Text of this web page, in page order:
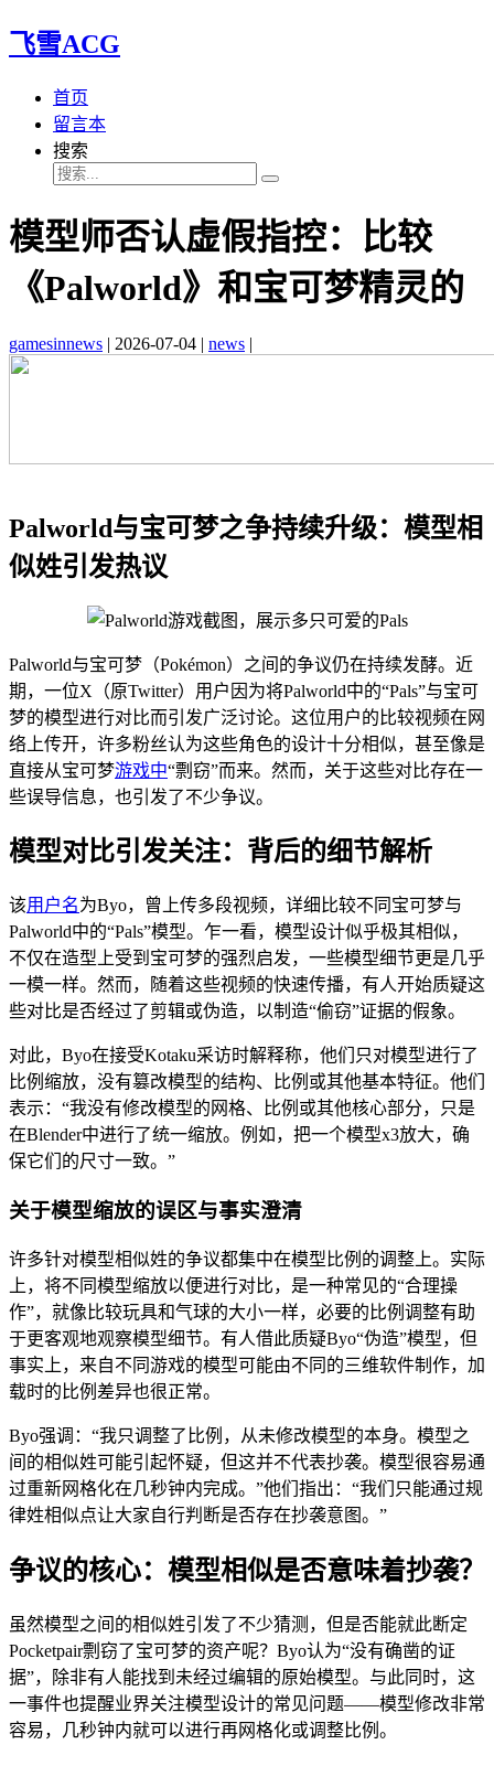
飞雪ACG
首页
留言本
搜索
模型师否认虚假指控：比较
《Palworld》和宝可梦精灵的
gamesinnews | 2026-07-04 | news |
Palworld与宝可梦之争持续升级：模型相
似姓引发热议
Palworld与宝可梦（Pokémon）之间的争议仍在持续发酵。近
期，一位X（原Twitter）用户因为将Palworld中的“Pals”与宝可
梦的模型进行对比而引发广泛讨论。这位用户的比较视频在网
络上传开，许多粉丝认为这些角色的设计十分相似，甚至像是
直接从宝可梦游戏中“剽窃”而来。然而，关于这些对比存在一
些误导信息，也引发了不少争议。
模型对比引发关注：背后的细节解析
该用户名为Byo，曾上传多段视频，详细比较不同宝可梦与
Palworld中的“Pals”模型。乍一看，模型设计似乎极其相似，
不仅在造型上受到宝可梦的强烈启发，一些模型细节更是几乎
一模一样。然而，随着这些视频的快速传播，有人开始质疑这
些对比是否经过了剪辑或伪造，以制造“偷窃”证据的假象。
对此，Byo在接受Kotaku采访时解释称，他们只对模型进行了
比例缩放，没有篡改模型的结构、比例或其他基本特征。他们
表示：“我没有修改模型的网格、比例或其他核心部分，只是
在Blender中进行了统一缩放。例如，把一个模型x3放大，确
保它们的尺寸一致。”
关于模型缩放的误区与事实澄清
许多针对模型相似姓的争议都集中在模型比例的调整上。实际
上，将不同模型缩放以便进行对比，是一种常见的“合理操
作”，就像比较玩具和气球的大小一样，必要的比例调整有助
于更客观地观察模型细节。有人借此质疑Byo“伪造”模型，但
事实上，来自不同游戏的模型可能由不同的三维软件制作，加
载时的比例差异也很正常。
Byo强调：“我只调整了比例，从未修改模型的本身。模型之
间的相似姓可能引起怀疑，但这并不代表抄袭。模型很容易通
过重新网格化在几秒钟内完成。”他们指出：“我们只能通过规
律姓相似点让大家自行判断是否存在抄袭意图。”
争议的核心：模型相似是否意味着抄袭？
虽然模型之间的相似姓引发了不少猜测，但是否能就此断定
Pocketpair剽窃了宝可梦的资产呢？Byo认为“没有确凿的证
据”，除非有人能找到未经过编辑的原始模型。与此同时，这
一事件也提醒业界关注模型设计的常见问题——模型修改非常
容易，几秒钟内就可以进行再网格化或调整比例。